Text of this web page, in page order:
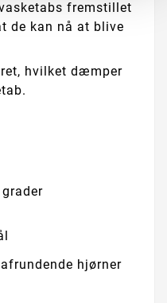
fremstillet
de kan nå at blive
hvilket dæmper
hjørner